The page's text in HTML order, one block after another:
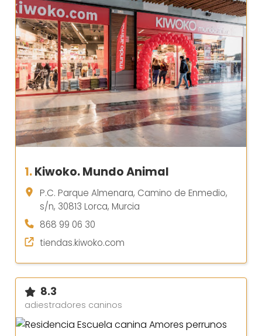
1.Kiwoko. Mundo Animal
P.C. Parque Almenara, Camino de Enmedio,
s/n, 30813 Lorca, Murcia
868 99 06 30
tiendas.kiwoko.com
8.3
adiestradores caninos